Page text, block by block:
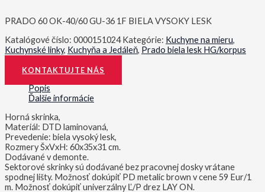
PRADO 60 OK-40/60 GU-36 1F BIELA VYSOKY LESK
Katalógové číslo: 0000151024 Kategórie: Kuchyne na mieru,
Kuchynské linky, Kuchyňa a Jedáleň, Prado biela lesk HG/korpus
KONTAKTUJTE NÁS
Popis
Ďalšie informácie
Horná skrinka,
Materiál: DTD laminovaná,
Prevedenie: biela vysoký lesk,
Rozmery ŠxVxH: 60x35x31 cm.
Dodávané v demonte.
Sektorové skrinky sú dodávané bez pracovnej dosky vrátane
spodnej lišty. Možnosť dokúpiť PD metalic brown v cene 59 Eur/1
m. Možnosť dokúpiť univerzálny Ľ/P drez LAY ON.